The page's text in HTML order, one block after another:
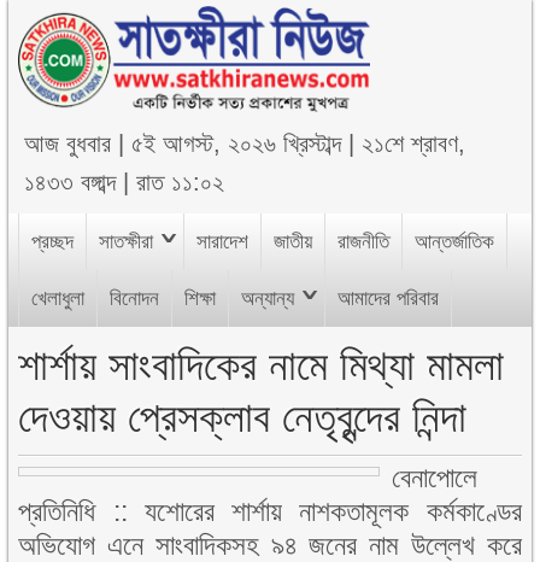
আজবুধবার ৫ই আগস্ট, ২০২৬ খ্রিস্টাব্দ| ২১শে শ্রাবণ,
১৪৩৩ বঙ্গাব্দ|রাত ১১:০২
প্রচ্ছদ সাতক্ষীরা সারাদেশ জাতীয় রাজনীতি আন্তর্জাতিক
খেলাধুলা বিনোদন শিক্ষা অন্যান্য আমাদের পরিবার
শার্শায় সাংবাদিকের নামে মিথ্যা মামলা
দেওয়ায় প্রেসক্লাব নেতৃবৃন্দের নিন্দা
বেনাপোলে
প্রতিনিধি :: যশোরের শার্শায় নাশকতামূলক কর্মকাণ্ডের
অভিযোগ এনে সাংবাদিকসহ ৯৪ জনের নাম উল্লেখ করে